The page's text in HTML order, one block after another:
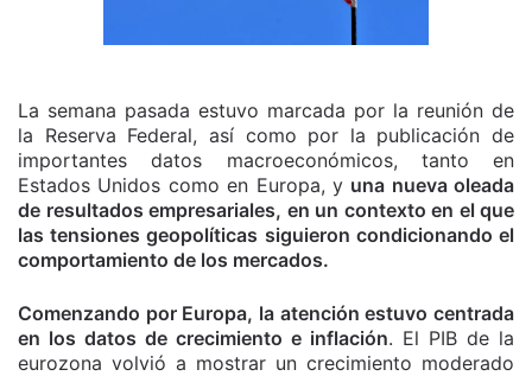
La semana pasada estuvo marcada por la reunión de
la Reserva Federal, así como por la publicación de
importantes datos macroeconómicos, tanto en
Estados Unidos como en Europa, y una nueva oleada
de resultados empresariales, en un contexto en el que
las tensiones geopolíticas siguieron condicionando el
comportamiento de los mercados.
Comenzando por Europa, la atención estuvo centrada
en los datos de crecimiento e inflación. El PIB de la
eurozona volvió a mostrar un crecimiento moderado